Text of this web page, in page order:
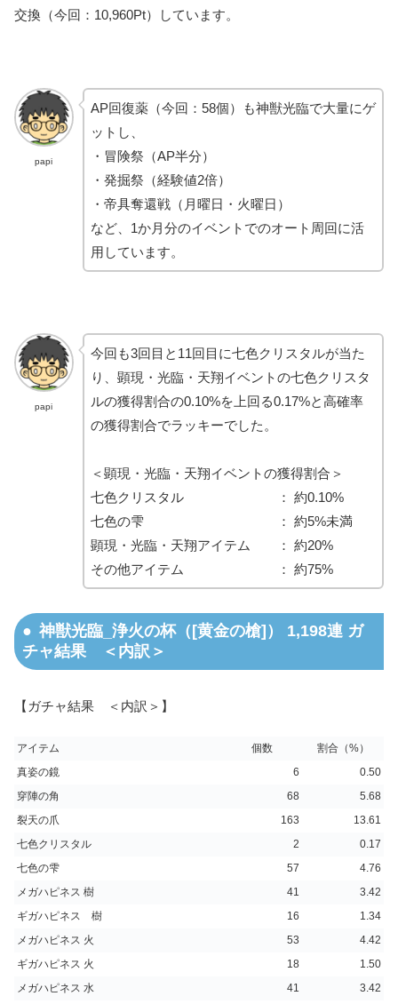
交換（今回：10,960Pt）しています。
papi
AP回復薬（今回：58個）も神獣光臨で大量にゲ
ットし、
・冒険祭（AP半分）
・発掘祭（経験値2倍）
・帝具奪還戦（月曜日・火曜日）
など、1か月分のイベントでのオート周回に活
用しています。
papi
今回も3回目と11回目に七色クリスタルが当た
り、顕現・光臨・天翔イベントの七色クリスタ
ルの獲得割合の0.10%を上回る0.17%と高確率
の獲得割合でラッキーでした。
＜顕現・光臨・天翔イベントの獲得割合＞
七色クリスタル ： 約0.10%
七色の雫 ： 約5%未満
顕現・光臨・天翔アイテム ： 約20%
その他アイテム ： 約75%
神獣光臨_浄火の杯（[黄金の槍]） 1,198連 ガ
チャ結果 ＜内訳＞
【ガチャ結果 ＜内訳＞】
アイテム 個数
割合（%）
真姿の鏡
6
0.50
穿陣の角
68
5.68
裂天の爪
163
13.61
七色クリスタル
2
0.17
七色の雫
57
4.76
メガハピネス 樹
41
3.42
ギガハピネス 樹
16
1.34
メガハピネス 火
53
4.42
ギガハピネス 火
18
1.50
メガハピネス 水
41
3.42